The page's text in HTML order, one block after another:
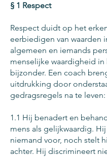
§ 1 Respect
Respect duidt op het
eerbiedigen van waarden
algemeen en iemands
menselijke waardigheid in
bijzonder. Een coach
uitdrukking door
gedragsregels na te leven:
​1.1 Hij benadert en
mens als gelijkwaardig.
niemand voor, noch stelt
achter. Hij discrimineert